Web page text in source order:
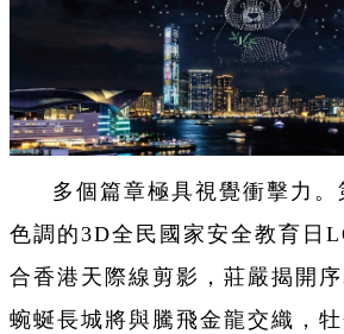
多個篇章極具視覺衝擊力。
色調的3D全民國家安全教育日
合香港天際線剪影，莊嚴揭開序
蜿蜒長城將與騰飛金龍交織，